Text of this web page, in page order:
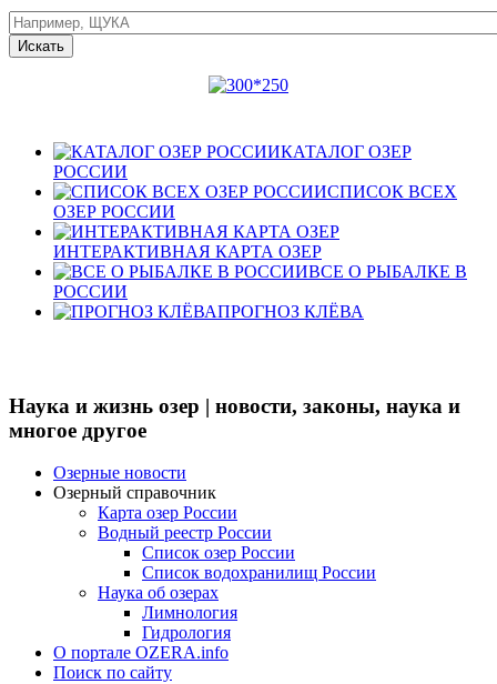
КАТАЛОГ ОЗЕР
РОССИИ
СПИСОК ВСЕХ
ОЗЕР РОССИИ
ИНТЕРАКТИВНАЯ КАРТА ОЗЕР
ВСЕ О РЫБАЛКЕ В
РОССИИ
ПРОГНОЗ КЛЁВА
Наука и жизнь озер | новости, законы, наука и
многое другое
Озерные новости
Озерный справочник
Карта озер России
Водный реестр России
Список озер России
Список водохранилищ России
Наука об озерах
Лимнология
Гидрология
О портале OZERA.info
Поиск по сайту